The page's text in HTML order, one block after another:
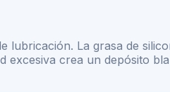
lubricación. La grasa de
crea un depósito